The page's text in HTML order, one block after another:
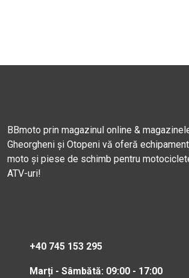
BBmoto prin magazinul online &
Gheorgheni și Otopeni vă oferă
moto și piese de schimb pentru
ATV-uri!
+40 745 153 295
Marți - Sâmbătă: 09:00 - 17:00